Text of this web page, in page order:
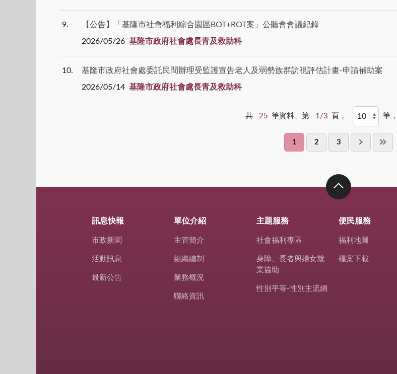
9 【公告】「基隆市社會福利綜合園區BOT+ROT案」公聽會會議紀錄
2026/05/26 基隆市政府社會處長青及救助科
10 基隆市政府社會處委託民間辦理受監護宣告老人及弱勢族群訪視評估計畫-申請補助案
2026/05/14 基隆市政府社會處長青及救助科
共 25 筆資料、第 1/3 頁， 筆，
1 2 3
訊息快報
市政新聞
活動訊息
最新公告
單位介紹
主管簡介
組織編制
業務概況
聯絡資訊
主題服務
社會福利專區
身障、長者與婦女就
業協助
性別平等-性別主流網
便民服務
福利地圖
檔案下載